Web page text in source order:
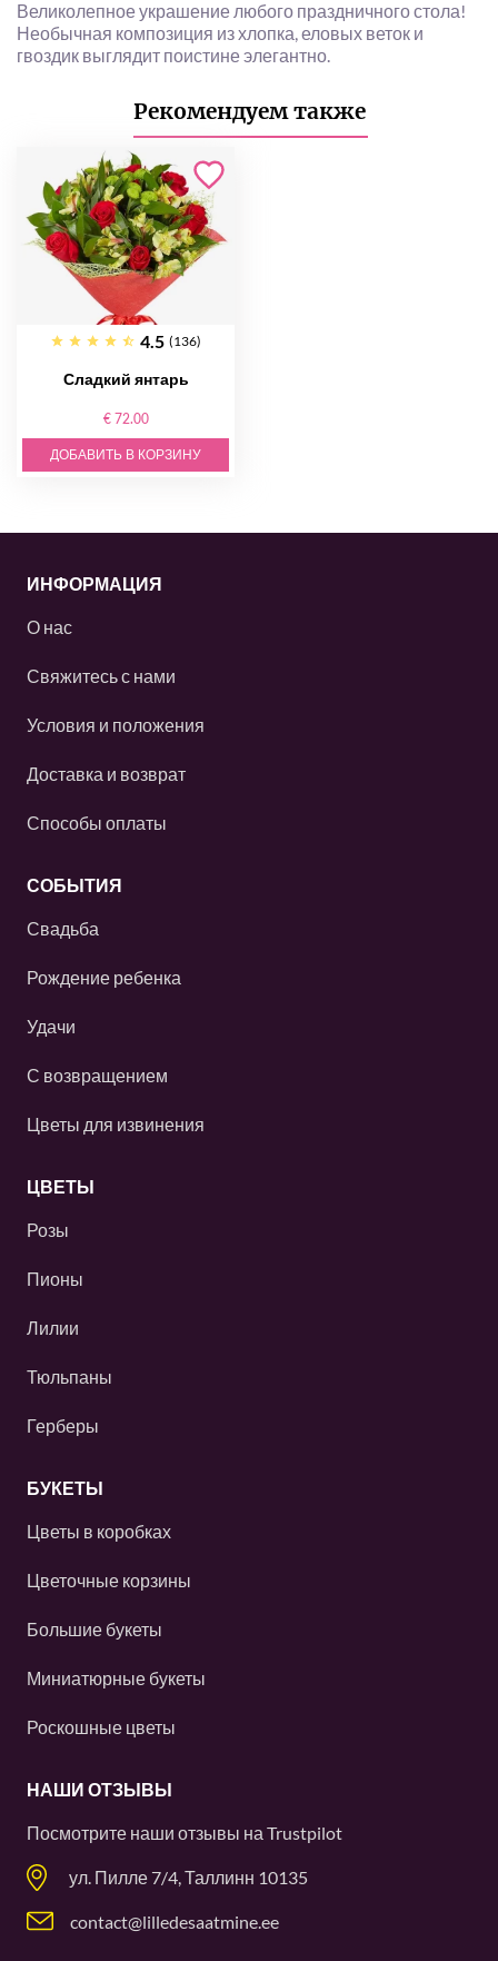
Великолепное украшение любого праздничного стола!
Необычная композиция из хлопка, еловых веток и
гвоздик выглядит поистине элегантно.
Рекомендуем также
4.5 (136)
Сладкий янтарь
€ 72.00
ДОБАВИТЬ В КОРЗИНУ
ИНФОРМАЦИЯ
О нас
Свяжитесь с нами
Условия и положения
Доставка и возврат
Способы оплаты
СОБЫТИЯ
Свадьба
Рождение ребенка
Удачи
С возвращением
Цветы для извинения
ЦВЕТЫ
Розы
Пионы
Лилии
Тюльпаны
Герберы
БУКЕТЫ
Цветы в коробках
Цветочные корзины
Большие букеты
Миниатюрные букеты
Роскошные цветы
НАШИ ОТЗЫВЫ
Посмотрите наши отзывы на Trustpilot
ул. Пилле 7/4, Таллинн 10135
contact@lilledesaatmine.ee